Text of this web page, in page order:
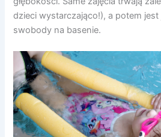
dzieci wystarczająco!), a potem jest
swobody na basenie.